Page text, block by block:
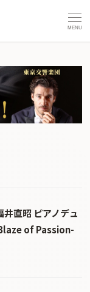
MENU
直昭 ピアノデュ
of Passion-